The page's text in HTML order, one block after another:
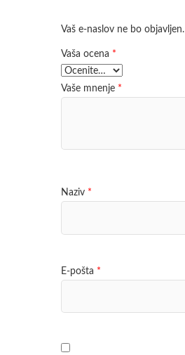
Vaš e-naslov ne bo objavljen.
Vaša ocena *
Vaše mnenje *
Naziv *
E-pošta *